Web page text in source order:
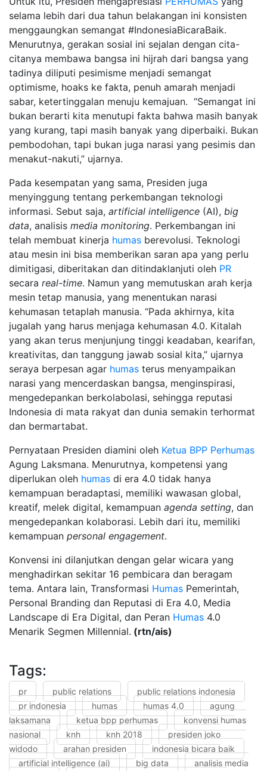
selama lebih dari dua tahun belakangan ini konsisten
menggaungkan semangat #IndonesiaBicaraBaik.
Menurutnya, gerakan sosial ini sejalan dengan cita-
citanya membawa bangsa ini hijrah dari bangsa yang
tadinya diliputi pesimisme menjadi semangat
optimisme, hoaks ke fakta, penuh amarah menjadi
sabar, ketertinggalan menuju kemajuan. “Semangat ini
bukan berarti kita menutupi fakta bahwa masih banyak
yang kurang, tapi masih banyak yang diperbaiki. Bukan
pembodohan, tapi bukan juga narasi yang pesimis dan
menakut-nakuti,” ujarnya.
Pada kesempatan yang sama, Presiden juga
menyinggung tentang perkembangan teknologi
informasi. Sebut saja, artificial intelligence (AI), big
data, analisis media monitoring. Perkembangan ini
telah membuat kinerja humas berevolusi. Teknologi
atau mesin ini bisa memberikan saran apa yang perlu
dimitigasi, diberitakan dan ditindaklanjuti oleh PR
secara real-time. Namun yang memutuskan arah kerja
mesin tetap manusia, yang menentukan narasi
kehumasan tetaplah manusia. “Pada akhirnya, kita
jugalah yang harus menjaga kehumasan 4.0. Kitalah
yang akan terus menjunjung tinggi keadaban, kearifan,
kreativitas, dan tanggung jawab sosial kita,” ujarnya
seraya berpesan agar humas terus menyampaikan
narasi yang mencerdaskan bangsa, menginspirasi,
mengedepankan berkolabolasi, sehingga reputasi
Indonesia di mata rakyat dan dunia semakin terhormat
dan bermartabat.
Pernyataan Presiden diamini oleh Ketua BPP Perhumas
Agung Laksmana. Menurutnya, kompetensi yang
diperlukan oleh humas di era 4.0 tidak hanya
kemampuan beradaptasi, memiliki wawasan global,
kreatif, melek digital, kemampuan agenda setting, dan
mengedepankan kolaborasi. Lebih dari itu, memiliki
kemampuan personal engagement.
Konvensi ini dilanjutkan dengan gelar wicara yang
menghadirkan sekitar 16 pembicara dan beragam
tema. Antara lain, Transformasi Humas Pemerintah,
Personal Branding dan Reputasi di Era 4.0, Media
Landscape di Era Digital, dan Peran Humas 4.0
Menarik Segmen Millennial. (rtn/ais)
Tags:
pr public relations
public relations indonesia
pr indonesia
humas humas 4.0
agung
laksamana
ketua bpp perhumas
konvensi humas
nasional
knh knh 2018
presiden joko
widodo
arahan presiden
indonesia bicara baik
artificial intelligence (ai)
big data
analisis media